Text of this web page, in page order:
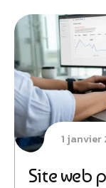
1 janvier
Site web